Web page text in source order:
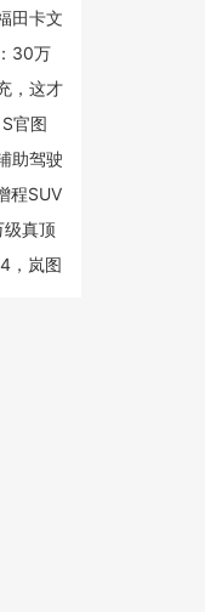
田卡文
30万
安全
，这才
官图
助驾驶
程SUV
真顶
，岚图